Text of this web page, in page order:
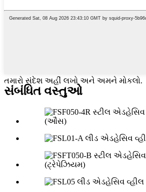
તમારો સંદેશ અહીં લખો અને અમને મોકલો.
સંબંધિત વસ્તુઓ